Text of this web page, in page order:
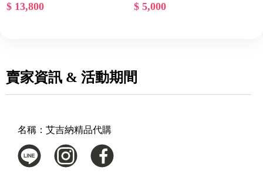
$ 13,800 $ 5,000
賣家資訊 & 活動期間
名稱： 艾吉納精品代購